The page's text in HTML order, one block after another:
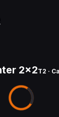
2x2T2 ·